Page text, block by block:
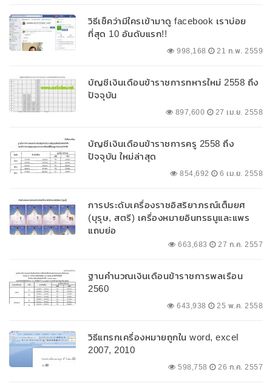
วิธีเช็คว่ามีใครเข้ามาดู facebook เราบ่อย
ที่สุด 10 อันดับแรก!!
998,168 21 ก.พ. 2559
บัญชีเงินเดือนข้าราชการทหารใหม่ 2558 ถึง
ปัจจุบัน
897,600 27 เม.ย. 2558
บัญชีเงินเดือนข้าราชการครู 2558 ถึง
ปัจจุบัน ใหม่ล่าสุด
854,692 6 เม.ย. 2558
การประดับเครื่องราชอิสริยาภรณ์เต็มยศ
(บุรุษ, สตรี) เครื่องหมายอินทรธนูและแพร
แถบย่อ
663,683 27 ก.ค. 2557
ฐานคำนวณเงินเดือนข้าราชการพลเรือน
2560
643,938 25 พ.ค. 2558
วิธีแทรกเครื่องหมายถูกใน word, excel
2007, 2010
598,758 26 ก.ค. 2557